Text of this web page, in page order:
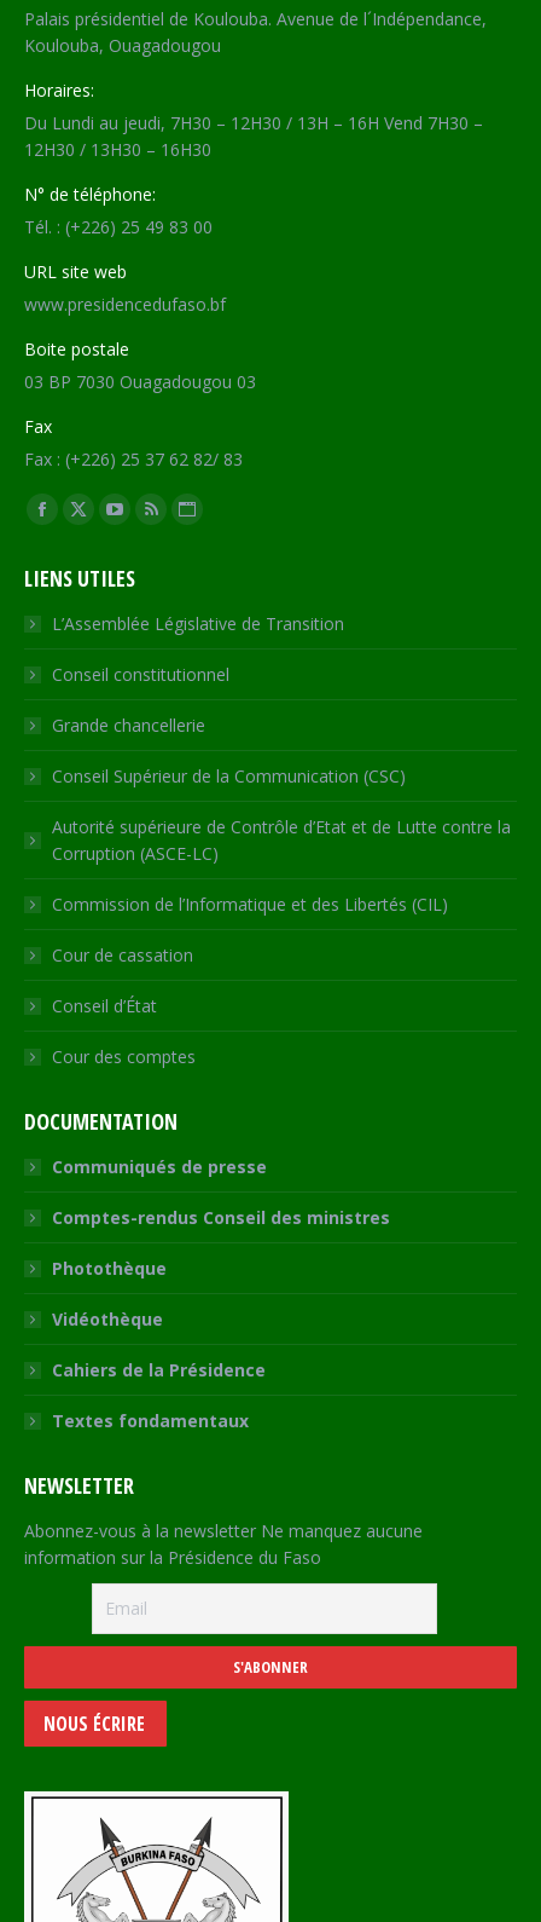
Palais présidentiel de Koulouba. Avenue de l´Indépendance,
Koulouba, Ouagadougou
Horaires:
Du Lundi au jeudi, 7H30 – 12H30 / 13H – 16H Vend 7H30 –
12H30 / 13H30 – 16H30
N° de téléphone:
Tél. : (+226) 25 49 83 00
URL site web
www.presidencedufaso.bf
Boite postale
03 BP 7030 Ouagadougou 03
Fax
Fax : (+226) 25 37 62 82/ 83
Trouvez nous sur :
Facebook
opens
in
new
window
X
opens
in
new
window
YouTube
opens
in
new
window
RSS
in
new
window
Site
opens
in
new
LIENS UTILES
L’Assemblée Législative de Transition
Conseil constitutionnel
Grande chancellerie
Conseil Supérieur de la Communication (CSC)
Autorité supérieure de Contrôle d’Etat et de Lutte contre la
Corruption (ASCE-LC)
Commission de l’Informatique et des Libertés (CIL)
Cour de cassation
Conseil d’État
Cour des comptes
DOCUMENTATION
Communiqués de presse
Comptes-rendus Conseil des ministres
Photothèque
Vidéothèque
Cahiers de la Présidence
Textes fondamentaux
NEWSLETTER
Abonnez-vous à la newsletter Ne manquez aucune
information sur la Présidence du Faso
NOUS ÉCRIRE